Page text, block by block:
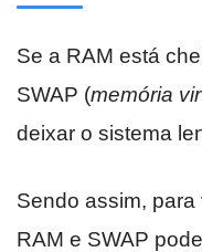
Se a RAM está
SWAP (memória
deixar o sistema
Sendo assim,
RAM e SWAP